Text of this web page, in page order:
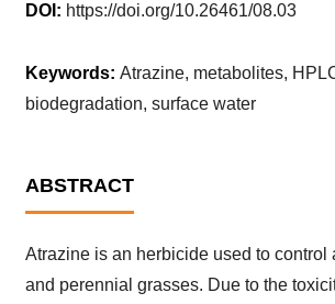
DOI: https://doi.org/10.26461/08.03
Keywords: Atrazine, metabolites,
biodegradation, surface water
ABSTRACT
Atrazine is an herbicide used to control
and perennial grasses. Due to the